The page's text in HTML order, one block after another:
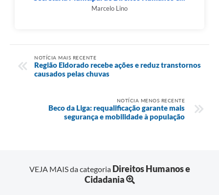
Marcelo Lino
NOTÍCIA MAIS RECENTE
Região Eldorado recebe ações e reduz transtornos
causados pelas chuvas
NOTÍCIA MENOS RECENTE
Beco da Liga: requalificação garante mais
segurança e mobilidade à população
VEJA MAIS da categoria Direitos Humanos e
Cidadania